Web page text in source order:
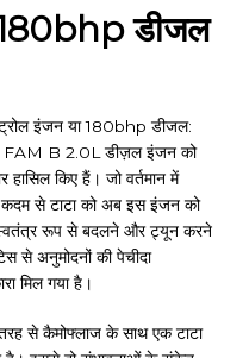
डीजल
इंजन या 180bhp डीजल:
के FAM B 2.0L डीज़ल इंजन को
किए हैं। जो वर्तमान में
कदम से टाटा को अब इस इंजन को
रूप से बदलने और ट्यून करने
से अनुमोदनों की पेचीदा
मिल गया है।
से कैमोफ्लाज के साथ एक टाटा